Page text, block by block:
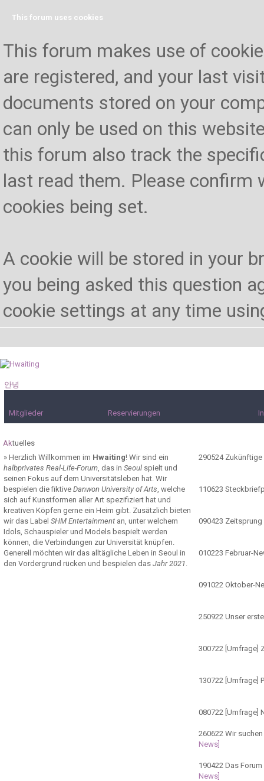
This forum uses cookies
This forum makes use of
are registered, and your last
documents stored on your
can only be used on this
this forum also track the
last read them. Please confirm
cookies being set.
A cookie will be stored in your
you being asked this question
cookie settings at any time
안녕
Mitglieder Reservierungen
Aktuelles
» Herzlich Willkommen im Hwaiting! Wir sind ein
halbprivates Real-Life-Forum, das in Seoul spielt und
seinen Fokus auf dem Universitätsleben hat. Wir
bespielen die fiktive Danwon University of Arts, welche
sich auf Kunstformen aller Art spezifiziert hat und
kreativen Köpfen gerne ein Heim gibt. Zusätzlich bieten
wir das Label SHM Entertainment an, unter welchem
Idols, Schauspieler und Models bespielt werden
können, die Verbindungen zur Universität knüpfen.
Generell möchten wir das alltägliche Leben in Seoul in
den Vordergrund rücken und bespielen das Jahr 2021.
290524Zukünftige
110623
090423
010223 Februar-
091022 Oktober-
250922 Unser
300722 [Umfrage]
130722 [Umfrage]
080722 [Umfrage]
260622 Wir
News]
190422 Das
News]